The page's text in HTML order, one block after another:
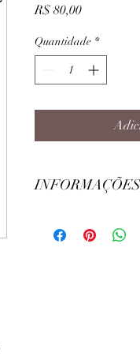
R$ 80,00Preço
Quantidade *
Comprimento: 220cm